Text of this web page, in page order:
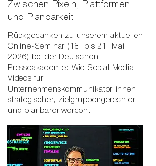
Zwischen Pixeln, Plattformen
und Planbarkeit
Rückgedanken zu unserem aktuellen
Online-Seminar (18. bis 21. Mai
2026) bei der Deutschen
Presseakademie: Wie Social Media
Videos für
Unternehmenskommunikator:innen
strategischer, zielgruppengerechter
und planbarer werden.